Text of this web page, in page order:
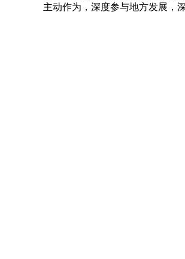
主动作为，深度参与地方发展，